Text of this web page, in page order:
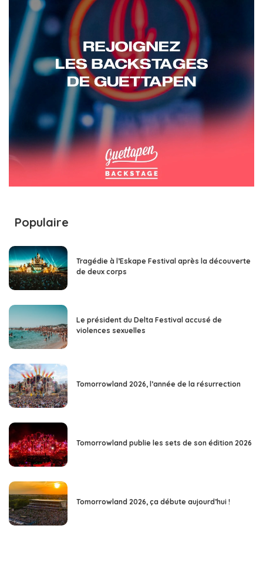
Populaire
Tragédie à l’Eskape Festival après la découverte
de deux corps
Le président du Delta Festival accusé de
violences sexuelles
Tomorrowland 2026, l’année de la résurrection
Tomorrowland publie les sets de son édition 2026
Tomorrowland 2026, ça débute aujourd’hui !